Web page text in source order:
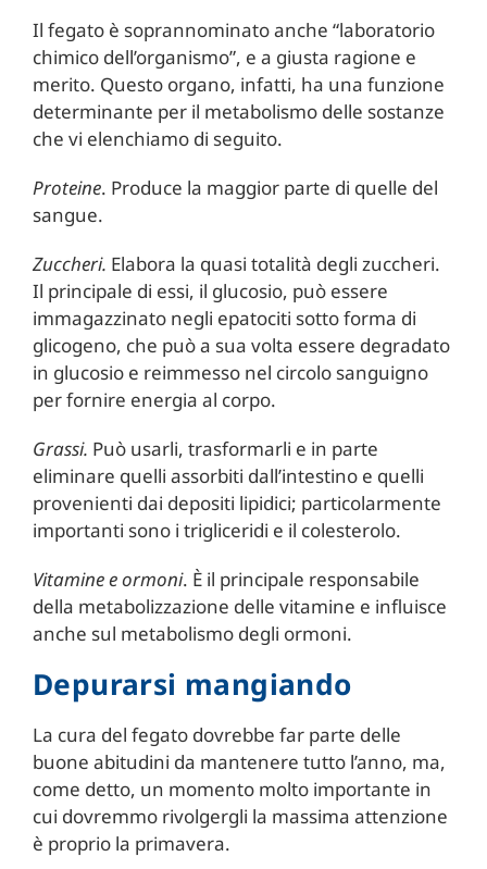
Il fegato è soprannominato anche “laboratorio
chimico dell’organismo”, e a giusta ragione e
merito. Questo organo, infatti, ha una funzione
determinante per il metabolismo delle sostanze
che vi elenchiamo di seguito.
Proteine. Produce la maggior parte di quelle del
sangue.
Zuccheri. Elabora la quasi totalità degli zuccheri.
Il principale di essi, il glucosio, può essere
immagazzinato negli epatociti sotto forma di
glicogeno, che può a sua volta essere degradato
in glucosio e reimmesso nel circolo sanguigno
per fornire energia al corpo.
Grassi. Può usarli, trasformarli e in parte
eliminare quelli assorbiti dall’intestino e quelli
provenienti dai depositi lipidici; particolarmente
importanti sono i trigliceridi e il colesterolo.
Vitamine e ormoni. È il principale responsabile
della metabolizzazione delle vitamine e influisce
anche sul metabolismo degli ormoni.
Depurarsi mangiando
La cura del fegato dovrebbe far parte delle
buone abitudini da mantenere tutto l’anno, ma,
come detto, un momento molto importante in
cui dovremmo rivolgergli la massima attenzione
è proprio la primavera.